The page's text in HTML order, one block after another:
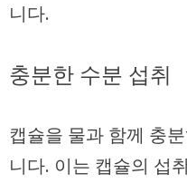
니다.
충분한 수분 섭취
캡슐을 물과 함께 충
니다. 이는 캡슐의 섭